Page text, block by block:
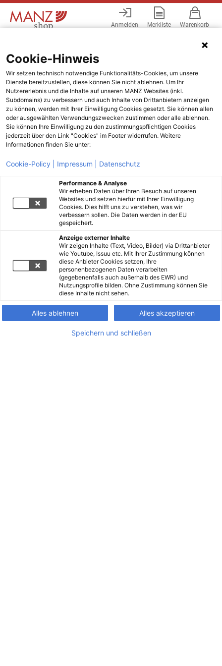
Anmelden Merkliste Warenkorb
Cookie-Hinweis
Wir setzen technisch notwendige Funktionalitäts-Cookies, um unsere
Dienste bereitzustellen, diese können Sie nicht ablehnen. Um Ihr
Nutzererlebnis und die Inhalte auf unseren MANZ Websites (inkl.
Subdomains) zu verbessern und auch Inhalte von Drittanbietern anzeigen
zu können, werden mit Ihrer Einwilligung Cookies gesetzt. Sie können allen
oder ausgewählten Verwendungszwecken zustimmen oder alle ablehnen.
Sie können Ihre Einwilligung zu den zustimmungspflichtigen Cookies
jederzeit über den Link "Cookies" im Footer widerrufen. Weitere
Informationen finden Sie unter:
Cookie-Policy | Impressum | Datenschutz
Performance & Analyse
Wir erheben Daten über Ihren Besuch auf unseren
Websites und setzen hierfür mit Ihrer Einwilligung
Cookies. Dies hilft uns zu verstehen, was wir
verbessern sollen. Die Daten werden in der EU
gespeichert.
Anzeige externer Inhalte
Wir zeigen Inhalte (Text, Video, Bilder) via Drittanbieter
wie Youtube, Issuu etc. Mit Ihrer Zustimmung können
diese Anbieter Cookies setzen, Ihre
personenbezogenen Daten verarbeiten
(gegebenenfalls auch außerhalb des EWR) und
Nutzungsprofile bilden. Ohne Zustimmung können Sie
diese Inhalte nicht sehen.
Alles ablehnen Alles akzeptieren
Speichern und schließen